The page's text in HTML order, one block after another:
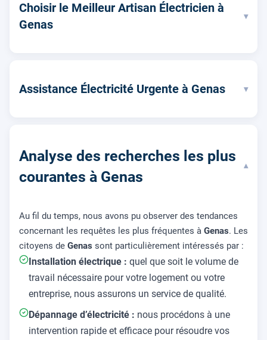
Choisir le Meilleur Artisan Électricien à
Genas
▾
Assistance Électricité Urgente à Genas ▾
Analyse des recherches les plus
courantes à Genas
▾
Au fil du temps, nous avons pu observer des tendances
concernant les requêtes les plus fréquentes à Genas. Les
citoyens de Genas sont particulièrement intéressés par :
Installation électrique : quel que soit le volume de
travail nécessaire pour votre logement ou votre
entreprise, nous assurons un service de qualité.
Dépannage d’électricité : nous procédons à une
intervention rapide et efficace pour résoudre vos